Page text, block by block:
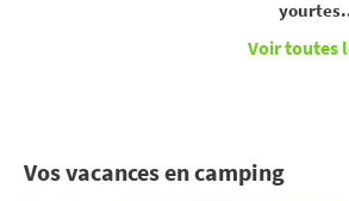
Voir toutes
Vos vacances en camping